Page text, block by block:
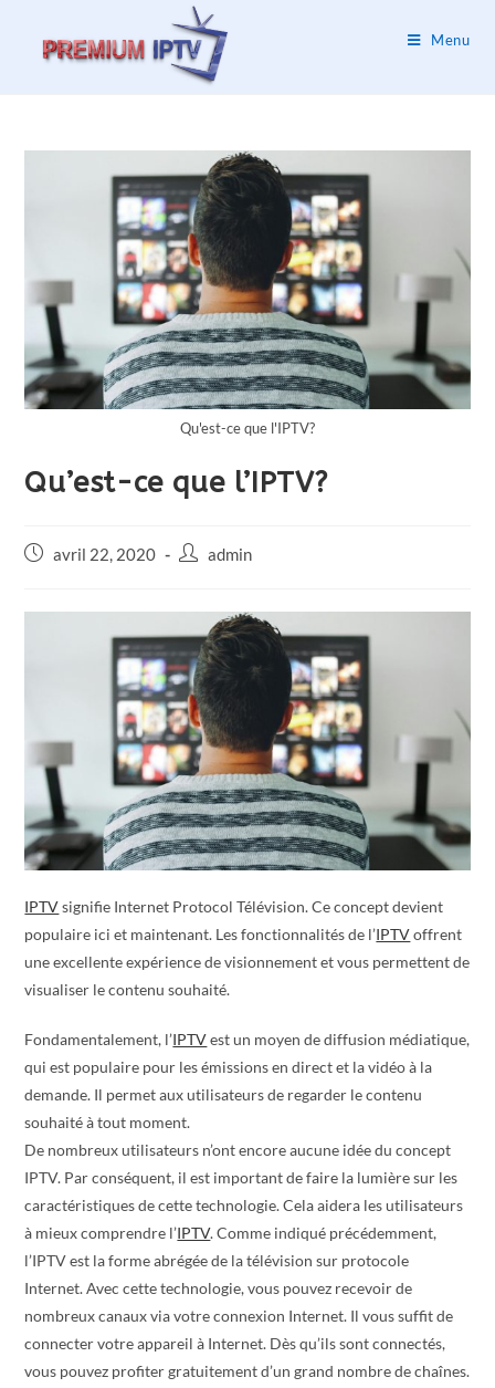
Menu
Qu'est-ce que l'IPTV?
Qu’est-ce que l’IPTV?
avril 22, 2020 admin
IPTVsignifie Internet Protocol Télévision. Ce concept devient
populaire ici et maintenant. Les fonctionnalités de l’IPTVoffrent
une excellente expérience de visionnement et vous permettent de
visualiser le contenu souhaité.
Fondamentalement, l’IPTVest un moyen de diffusion médiatique,
qui est populaire pour les émissions en direct et la vidéo à la
demande. Il permet aux utilisateurs de regarder le contenu
souhaité à tout moment.
De nombreux utilisateurs n’ont encore aucune idée du concept
IPTV. Par conséquent, il est important de faire la lumière sur les
caractéristiques de cette technologie. Cela aidera les utilisateurs
à mieux comprendre l’IPTV. Comme indiqué précédemment,
l’IPTV est la forme abrégée de la télévision sur protocole
Internet. Avec cette technologie, vous pouvez recevoir de
nombreux canaux via votre connexion Internet. Il vous suffit de
connecter votre appareil à Internet. Dès qu’ils sont connectés,
vous pouvez profiter gratuitement d’un grand nombre de chaînes.